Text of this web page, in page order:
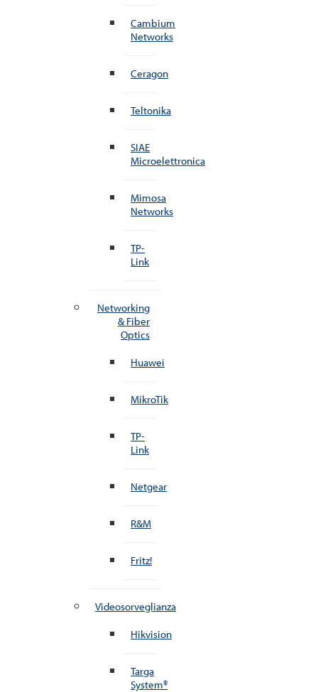
Cambium
Networks
Ceragon
Teltonika
SIAE
Microelettronica
Mimosa
Networks
TP-
Link
Networking
& Fiber
Optics
Huawei
MikroTik
TP-
Link
Netgear
R&M
Fritz!
Videosorveglianza
Hikvision
Targa
System®